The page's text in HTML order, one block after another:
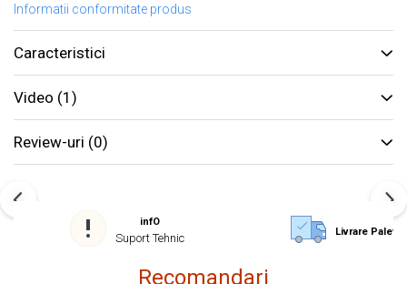
Informatii conformitate produs
Caracteristici
Video (1)
Review-uri (0)
infO
Suport Tehnic Livrare
Recomandari